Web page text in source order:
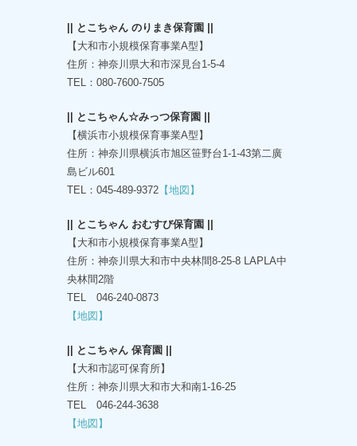
|| とこちゃん のりまき保育園 ||
【大和市小規模保育事業A型】
住所：神奈川県大和市深見台1-5-4
TEL：080-7600-7505
|| とこちゃん☆みっつ保育園 ||
【横浜市小規模保育事業A型】
住所：神奈川県横浜市旭区笹野台1-1-43第二廣
島ビル601
TEL：045-489-9372 【地図】
|| とこちゃん おむすび保育園 ||
【大和市小規模保育事業A型】
住所：神奈川県大和市中央林間8-25-8 LAPLA中
央林間2階
TEL 046-240-0873
【地図】
|| とこちゃん 保育園 ||
【大和市認可保育所】
住所：神奈川県大和市大和南1-16-25
TEL 046-244-3638
【地図】